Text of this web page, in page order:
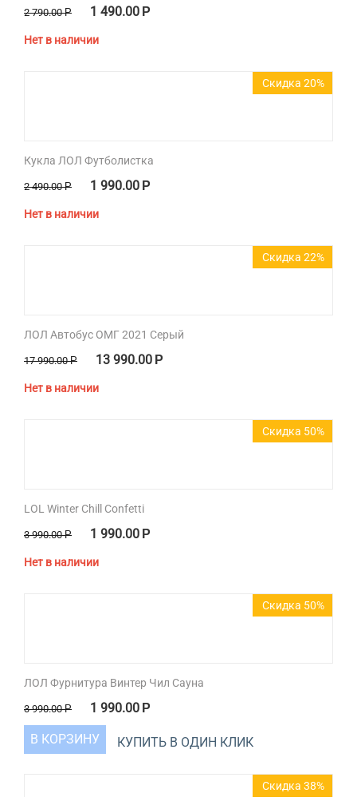
2 790.00 Р 1 490.00 Р
Нет в наличии
Скидка 20%
Кукла ЛОЛ Футболистка
2 490.00 Р 1 990.00 Р
Нет в наличии
Скидка 22%
ЛОЛ Автобус ОМГ 2021 Серый
17 990.00 Р 13 990.00 Р
Нет в наличии
Скидка 50%
LOL Winter Chill Confetti
3 990.00 Р 1 990.00 Р
Нет в наличии
Скидка 50%
ЛОЛ Фурнитура Винтер Чил Сауна
3 990.00 Р 1 990.00 Р
В КОРЗИНУ КУПИТЬ В ОДИН КЛИК
Скидка 38%